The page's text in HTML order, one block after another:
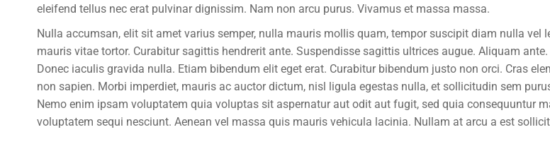
eleifend tellus nec erat pulvinar dignissim. Nam non arcu purus. Vivamus et massa massa.
Nulla accumsan, elit sit amet varius semper, nulla mauris mollis quam, tempor suscipit diam nulla vel
mauris vitae tortor. Curabitur sagittis hendrerit ante. Suspendisse sagittis ultrices augue. Aliquam
Donec iaculis gravida nulla. Etiam bibendum elit eget erat. Curabitur bibendum justo non orci. Cras
non sapien. Morbi imperdiet, mauris ac auctor dictum, nisl ligula egestas nulla, et sollicitudin sem
Nemo enim ipsam voluptatem quia voluptas sit aspernatur aut odit aut fugit, sed quia consequuntur
voluptatem sequi nesciunt. Aenean vel massa quis mauris vehicula lacinia. Nullam at arcu a est